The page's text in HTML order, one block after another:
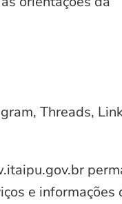
Threads,
e informações